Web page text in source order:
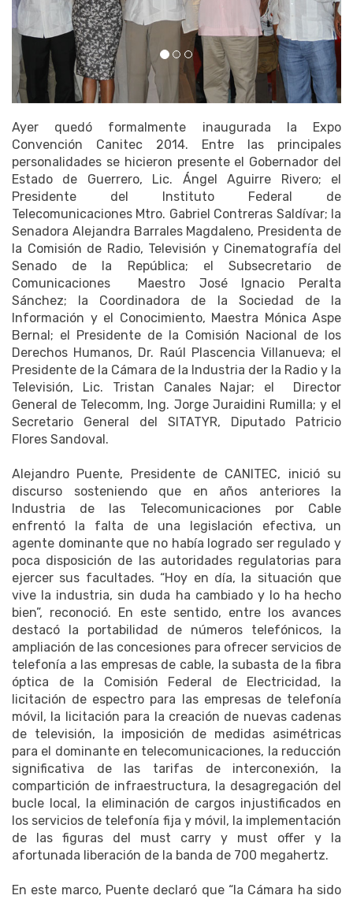
Ayer quedó formalmente inaugurada la Expo
Convención Canitec 2014. Entre las principales
personalidades se hicieron presente el Gobernador del
Estado de Guerrero, Lic. Ángel Aguirre Rivero; el
Presidente del Instituto Federal de
Telecomunicaciones Mtro. Gabriel Contreras Saldívar; la
Senadora Alejandra Barrales Magdaleno, Presidenta de
la Comisión de Radio, Televisión y Cinematografía del
Senado de la República; el Subsecretario de
Comunicaciones Maestro José Ignacio Peralta
Sánchez; la Coordinadora de la Sociedad de la
Información y el Conocimiento, Maestra Mónica Aspe
Bernal; el Presidente de la Comisión Nacional de los
Derechos Humanos, Dr. Raúl Plascencia Villanueva; el
Presidente de la Cámara de la Industria der la Radio y la
Televisión, Lic. Tristan Canales Najar; el Director
General de Telecomm, Ing. Jorge Juraidini Rumilla; y el
Secretario General del SITATYR, Diputado Patricio
Flores Sandoval.
Alejandro Puente, Presidente de CANITEC, inició su
discurso sosteniendo que en años anteriores la
Industria de las Telecomunicaciones por Cable
enfrentó la falta de una legislación efectiva, un
agente dominante que no había logrado ser regulado y
poca disposición de las autoridades regulatorias para
ejercer sus facultades. “Hoy en día, la situación que
vive la industria, sin duda ha cambiado y lo ha hecho
bien”, reconoció. En este sentido, entre los avances
destacó la portabilidad de números telefónicos, la
ampliación de las concesiones para ofrecer servicios de
telefonía a las empresas de cable, la subasta de la fibra
óptica de la Comisión Federal de Electricidad, la
licitación de espectro para las empresas de telefonía
móvil, la licitación para la creación de nuevas cadenas
de televisión, la imposición de medidas asimétricas
para el dominante en telecomunicaciones, la reducción
significativa de las tarifas de interconexión, la
compartición de infraestructura, la desagregación del
bucle local, la eliminación de cargos injustificados en
los servicios de telefonía fija y móvil, la implementación
de las figuras del must carry y must offer y la
afortunada liberación de la banda de 700 megahertz.
En este marco, Puente declaró que “la Cámara ha sido